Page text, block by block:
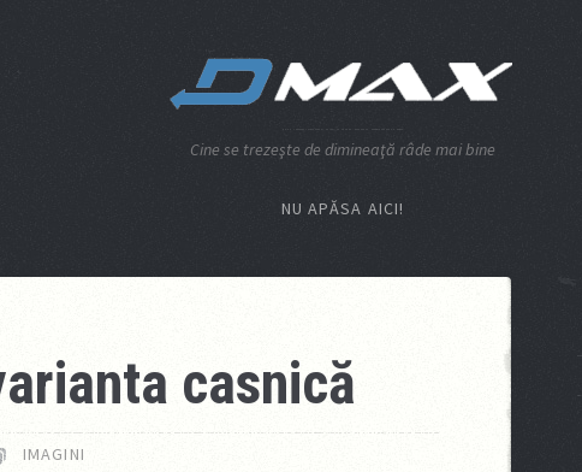
Cine se trezeşte de dimineaţă râde mai bine
NU APĂSA AICI!
casnică
IMAGINI